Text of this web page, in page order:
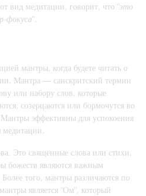
вид медитации, говорит, что "это
фокуса".
мантры, когда будете читать о
Мантра — санскритский термин
или набору слов, которые
созерцаются или бормочутся во
эффективны для успокоения
медитации.
Это священные слова или стихи,
божеств являются важным
Более того, мантры различаются по
является "Ом", который